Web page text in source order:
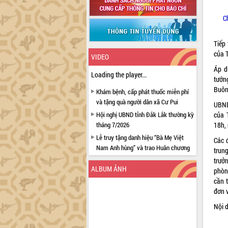
VIDEO
Loading the player...
Khám bệnh, cấp phát thuốc miễn phí
và tặng quà người dân xã Cư Pui
Hội nghị UBND tỉnh Đắk Lắk thường kỳ
tháng 7/2026
Lễ truy tặng danh hiệu “Bà Mẹ Việt
Nam Anh hùng” và trao Huân chương
Lao động
UBND tỉnh Đắk Lắk triển khai nhiệm
vụ 6 tháng cuối năm 2026
ALBUM ẢNH
của
Áp
của
Các
cần
đơn
Nội